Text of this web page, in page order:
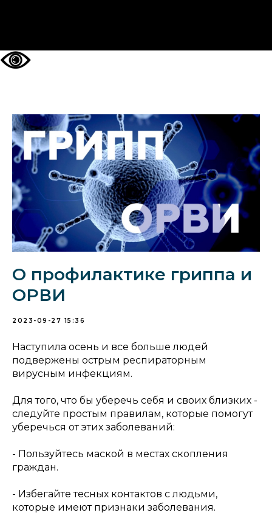
О профилактике гриппа и
ОРВИ
2023-09-27 15:36
Наступила осень и все больше людей
подвержены острым респираторным
вирусным инфекциям.
Для того, что бы уберечь себя и своих близких -
следуйте простым правилам, которые помогут
уберечься от этих заболеваний:
- Пользуйтесь маской в местах скопления
граждан.
- Избегайте тесных контактов с людьми,
которые имеют признаки заболевания.